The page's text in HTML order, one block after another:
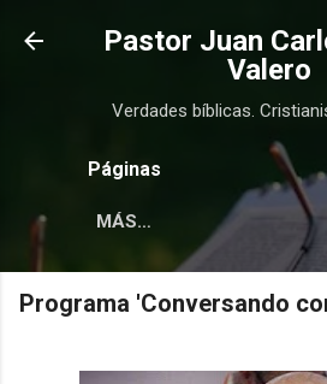
Ir al contenido
Pastor Juan
Valero
Verdades bíblicas.
Páginas
MÁS…
Programa 'Conversando